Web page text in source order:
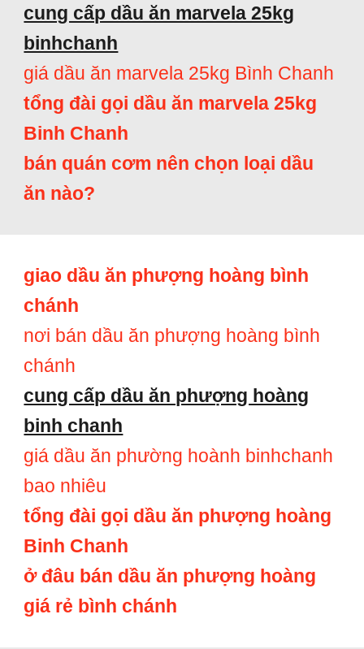
cung cấp dầu ăn marvela 25kg
binhchanh
giá dầu ăn marvela 25kg Bình Chanh
tổng đài gọi dầu ăn marvela 25kg
Binh Chanh
bán quán cơm nên chọn loại dầu
ăn nào?
giao dầu ăn phượng hoàng bình
chánh
nơi bán dầu ăn phượng hoàng bình
chánh
cung cấp dầu ăn phượng hoàng
binh chanh
giá dầu ăn phường hoành binhchanh
bao nhiêu
tổng đài gọi dầu ăn phượng hoàng
Binh Chanh
ở đâu bán dầu ăn phượng hoàng
giá rẻ bình chánh